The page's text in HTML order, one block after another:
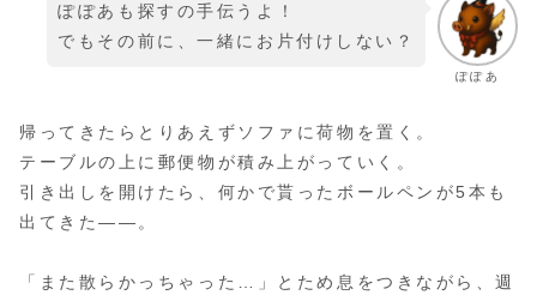
ぽぽあ
ぽぽあも探すの手伝うよ！
でもその前に、一緒にお片付けしない？
帰ってきたらとりあえずソファに荷物を置く。
テーブルの上に郵便物が積み上がっていく。
引き出しを開けたら、何かで貰ったボールペンが5本も
出てきた——。
「また散らかっちゃった…」とため息をつきながら、週